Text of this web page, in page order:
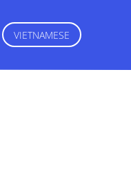
VIETNAMESE